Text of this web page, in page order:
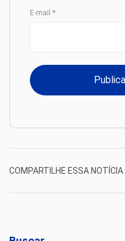
E-mail *
COMPARTILHE ESSA NOTÍCIA